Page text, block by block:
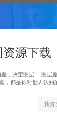
等其他资源，都不包含
用仅维持本站的日常运
可以投稿发布，成功分
资源下载
，决定圈层！ 圈层
，都是你对世界认知
我知